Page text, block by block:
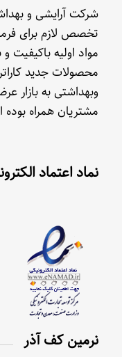
شرکت آرایشی و
تخصص لازم برای
مواد اولیه باکیفیت
محصولات جدید
وبهداشتی به بازار
مشتریان همراه
نماد اعتماد
نرمین کف آذر